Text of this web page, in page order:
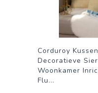
Corduroy
Decoratieve
Woonkamer
Flu...